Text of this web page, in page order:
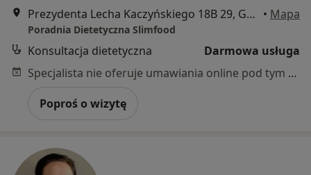
Prezydenta Lecha Kaczyńskiego 18B 29, Gdańsk • Mapa
Poradnia Dietetyczna Slimfood
Konsultacja dietetyczna
Darmowa usługa
Specjalista nie oferuje umawiania online pod tym adresem.
Poproś o wizytę